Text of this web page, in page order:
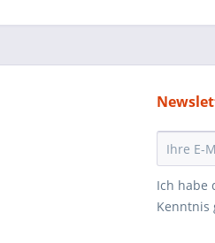
Ich habe
Kenntnis